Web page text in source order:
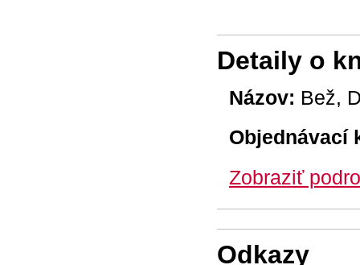
Detaily o
Názov: Bež,
Objednávací
Zobraziť
Odkazy